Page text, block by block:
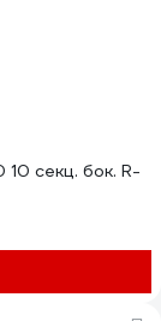
10 секц. бок. R-